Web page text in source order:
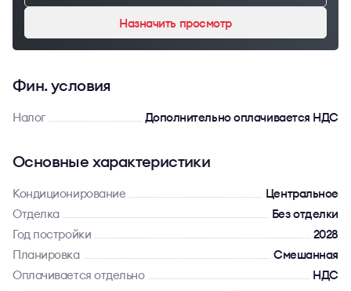
Назначить просмотр
Фин. условия
Налог Дополнительно оплачивается НДС
Основные характеристики
Кондиционирование
Центральное
Отделка
Без отделки
Год постройки
2028
Планировка
Смешанная
Оплачивается отдельно
НДС